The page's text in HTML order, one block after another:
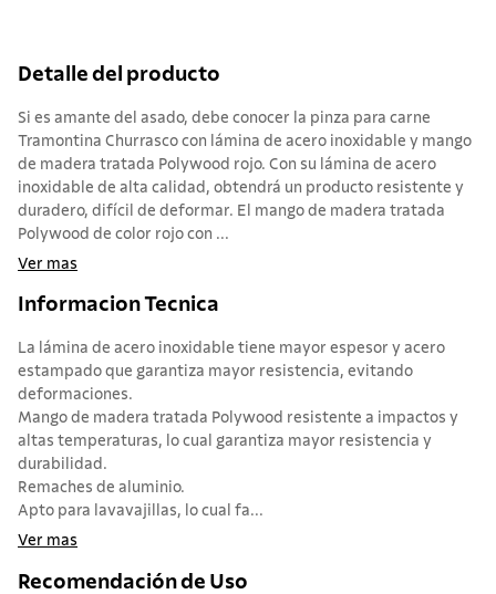
Detalle del producto
Si es amante del asado, debe conocer la pinza para carne
Tramontina Churrasco con lámina de acero inoxidable y mango
de madera tratada Polywood rojo. Con su lámina de acero
inoxidable de alta calidad, obtendrá un producto resistente y
duradero, difícil de deformar. El mango de madera tratada
Polywood de color rojo con ...
Ver mas
Informacion Tecnica
La lámina de acero inoxidable tiene mayor espesor y acero
estampado que garantiza mayor resistencia, evitando
deformaciones.
Mango de madera tratada Polywood resistente a impactos y
altas temperaturas, lo cual garantiza mayor resistencia y
durabilidad.
Remaches de aluminio.
Apto para lavavajillas, lo cual fa...
Ver mas
Recomendación de Uso